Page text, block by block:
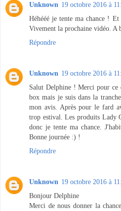
Unknown 19 octobre 2016 à
Héhééé je tente ma chance !
Vivement la prochaine vidéo. A
Répondre
Unknown 19 octobre 2016 à
Salut Delphine ! Merci pour
box mais je suis dans la
mon avis. Après pour le fard
trop estival. Les produits Lady
donc je tente ma chance.
Bonne journée :) !
Répondre
Unknown 19 octobre 2016 à
Bonjour Delphine
Merci de nous donner la